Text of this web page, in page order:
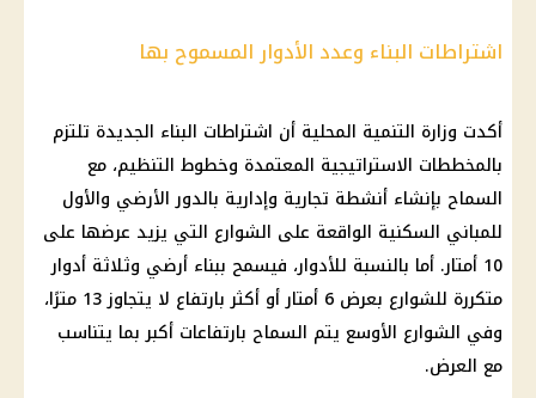
اشتراطات البناء وعدد الأدوار المسموح بها
أكدت وزارة التنمية المحلية أن اشتراطات البناء الجديدة تلتزم
بالمخططات الاستراتيجية المعتمدة وخطوط التنظيم، مع
السماح بإنشاء أنشطة تجارية وإدارية بالدور الأرضي والأول
للمباني السكنية الواقعة على الشوارع التي يزيد عرضها على
10 أمتار. أما بالنسبة للأدوار، فيسمح ببناء أرضي وثلاثة أدوار
متكررة للشوارع بعرض 6 أمتار أو أكثر بارتفاع لا يتجاوز 13 مترًا،
وفي الشوارع الأوسع يتم السماح بارتفاعات أكبر بما يتناسب
مع العرض.